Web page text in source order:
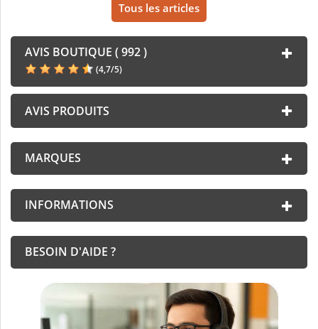
Tous les articles
AVIS BOUTIQUE ( 992 )
(4,7/5)
AVIS PRODUITS
MARQUES
INFORMATIONS
BESOIN D'AIDE ?